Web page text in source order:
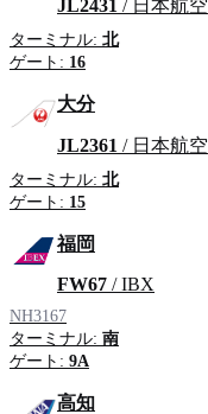
JL2431 / 日本航空
ターミナル: 北
ゲート: 16
大分
JL2361 / 日本航空
ターミナル: 北
ゲート: 15
福岡
FW67 / IBX
NH3167
ターミナル: 南
ゲート: 9A
高知